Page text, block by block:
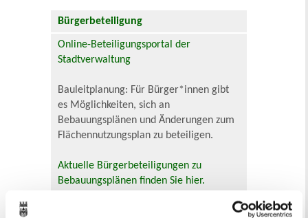
Bürgerbeteiligung
Online-Beteiligungsportal der
Stadtverwaltung
Bauleitplanung: Für Bürger*innen gibt
es Möglichkeiten, sich an
Bebauungsplänen und Änderungen zum
Flächennutzungsplan zu beteiligen.
Aktuelle Bürgerbeteiligungen zu
Bebauungsplänen finden Sie hier.